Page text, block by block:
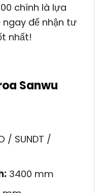
chính là lựa
ngay để nhận tư
nhất!
Sanwu
/ SUNDT /
3400 mm